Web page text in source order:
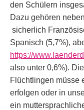
den Schülern
Dazu gehören
sicherlich
Spanisch (5,7%),
https://
also unter 0,6%).
Flüchtlingen müsse
erfolgen oder in
ein